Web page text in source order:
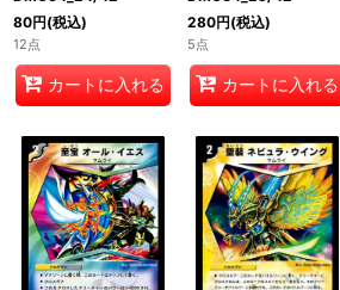
80円(税込)
12点
カートに入れる
280円(税込)
5点
カートに入れる